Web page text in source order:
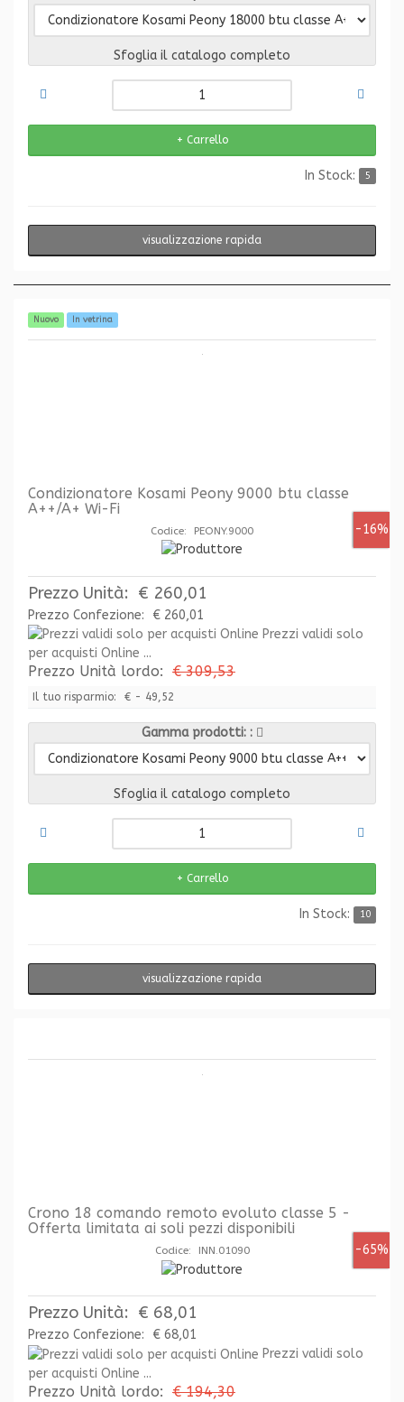
Sfoglia il catalogo completo
In Stock: 5
visualizzazione rapida
Nuovo In vetrina
-16%
Condizionatore Kosami Peony 9000 btu classe
A++/A+ Wi-Fi
Codice: PEONY.9000
Prezzo Unità: € 260,01
Prezzo Confezione:
€ 260,01
Prezzi validi solo
per acquisti Online ...
Prezzo Unità lordo: € 309,53
Il tuo risparmio: € - 49,52
Gamma prodotti:
Sfoglia il catalogo completo
In Stock: 10
visualizzazione rapida
-65%
Crono 18 comando remoto evoluto classe 5 -
Offerta limitata ai soli pezzi disponibili
Codice: INN.01090
Prezzo Unità: € 68,01
Prezzo Confezione:
€ 68,01
Prezzi validi solo
per acquisti Online ...
Prezzo Unità lordo: € 194,30